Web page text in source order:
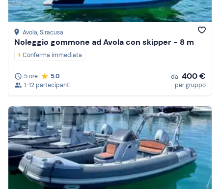
Avola, Siracusa
Noleggio gommone ad Avola con skipper - 8 m
Conferma immediata
5 ore
5.0
1-12 partecipanti
da 400 €
per gruppo